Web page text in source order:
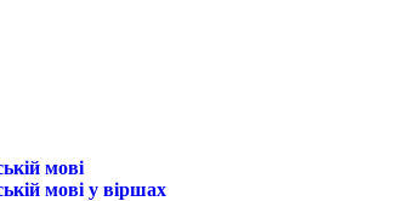
мові
мові у віршах